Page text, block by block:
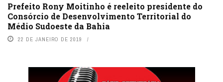
Prefeito Rony Moitinho é reeleito presidente do
Consórcio de Desenvolvimento Territorial do
Médio Sudoeste da Bahia
22 DE JANEIRO DE 2019